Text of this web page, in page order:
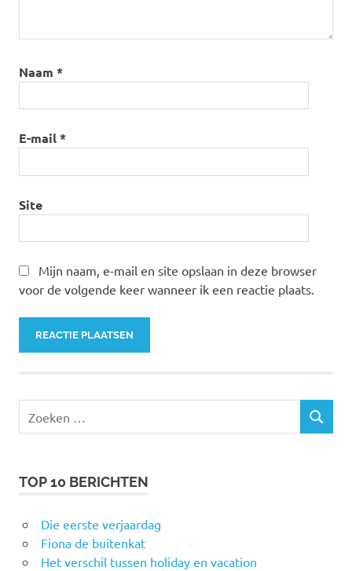
Naam *
E-mail*
Site
Mijn naam, e-mail en site opslaan in deze browser
voor de volgende keer wanneer ik een reactie plaats.
naar:
ZOEKEN
TOP 10 BERICHTEN
Die eerste verjaardag
Fiona de buitenkat
Het verschil tussen holiday en vacation